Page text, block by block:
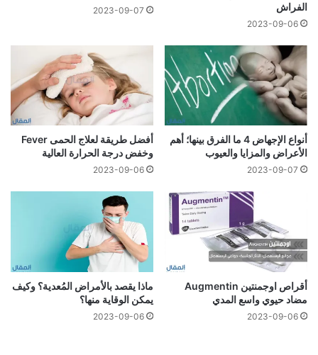
الفراش
2023-09-06
2023-09-07
أنواع الإجهاض 4 ما الفرق بينها؛ أهم
الأعراض والمزايا والعيوب
2023-09-07
أفضل طريقة لعلاج الحمى Fever
وخفض درجة الحرارة العالية
2023-09-06
أقراص اوجمنتين Augmentin
مضاد حيوي واسع المدي
2023-09-06
ماذا يقصد بالأمراض المُعدية؟ وكيف
يمكن الوقاية منها؟
2023-09-06